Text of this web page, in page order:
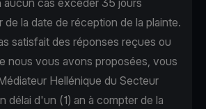
aucun cas excéder 35 jours
de la date de réception de la plainte.
satisfait des réponses reçues ou
nous vous avons proposées, vous
Hellénique du Secteur
délai d'un (1) an à compter de la